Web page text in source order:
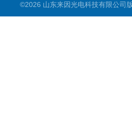
©2026 山东来因光电科技有限公